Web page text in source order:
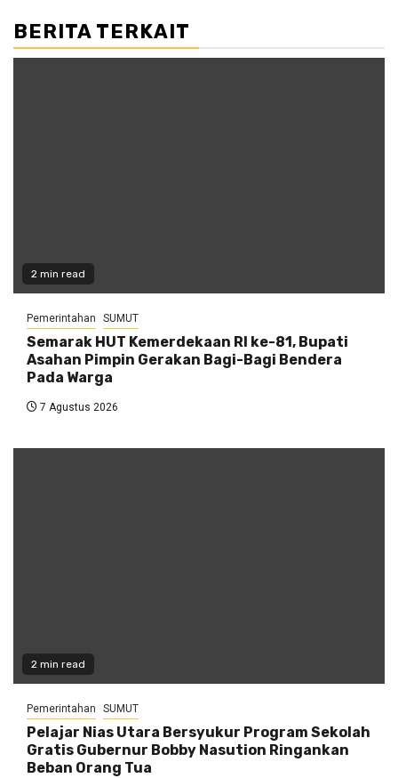
BERITA TERKAIT
2 min read
Pemerintahan SUMUT
Semarak HUT Kemerdekaan RI ke-81, Bupati
Asahan Pimpin Gerakan Bagi-Bagi Bendera
Pada Warga
7 Agustus 2026
2 min read
Pemerintahan SUMUT
Pelajar Nias Utara Bersyukur Program Sekolah
Gratis Gubernur Bobby Nasution Ringankan
Beban Orang Tua